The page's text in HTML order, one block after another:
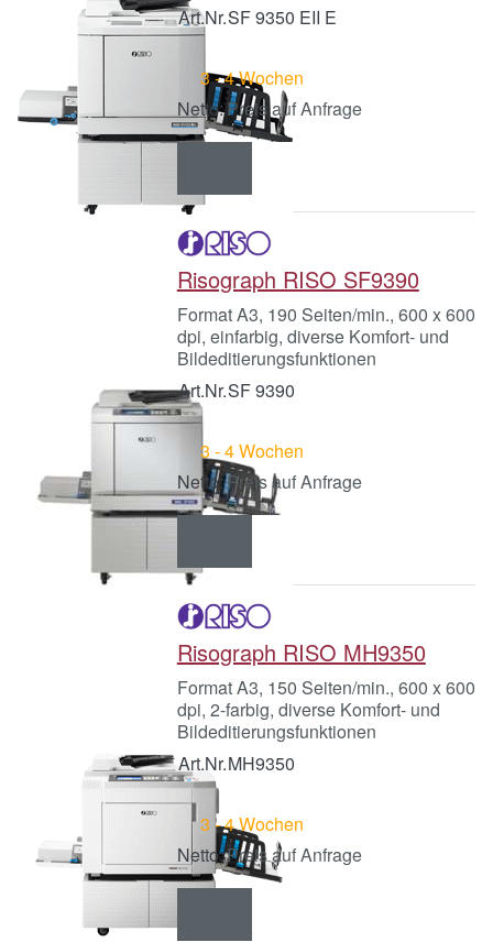
Art.Nr.SF 9350 EII E
3 - 4 Wochen
Preis auf Anfrage
Risograph RISO SF9390
Format A3, 190 Seiten/min., 600 x 600
dpi, einfarbig, diverse Komfort- und
Bildeditierungsfunktionen
Art.Nr.SF 9390
3 - 4 Wochen
Preis auf Anfrage
Risograph RISO MH9350
Format A3, 150 Seiten/min., 600 x 600
dpi, 2-farbig, diverse Komfort- und
Bildeditierungsfunktionen
Art.Nr.MH9350
3 - 4 Wochen
Preis auf Anfrage